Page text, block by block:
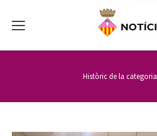
Històric de la categoria